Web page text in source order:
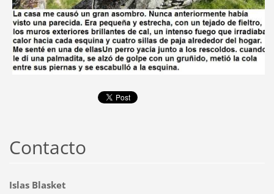
Contacto
Islas Blasket